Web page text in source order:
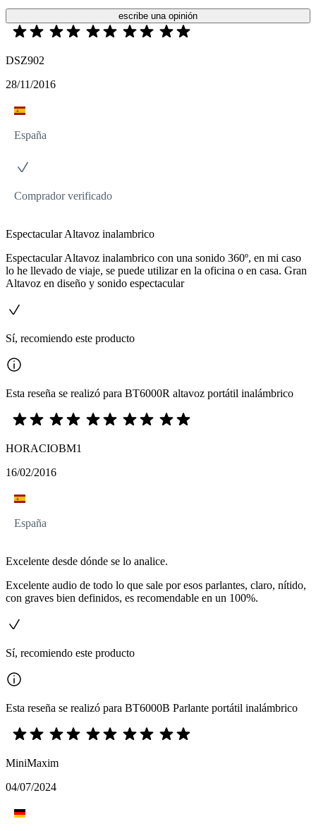
escribe una opinión
DSZ902
28/11/2016
España
Comprador verificado
Espectacular Altavoz inalambrico
Espectacular Altavoz inalambrico con una sonido 360º, en mi caso
lo he llevado de viaje, se puede utilizar en la oficina o en casa. Gran
Altavoz en diseño y sonido espectacular
Sí, recomiendo este producto
Esta reseña se realizó para BT6000R altavoz portátil inalámbrico
HORACIOBM1
16/02/2016
España
Excelente desde dónde se lo analice.
Excelente audio de todo lo que sale por esos parlantes, claro, nítido,
con graves bien definidos, es recomendable en un 100%.
Sí, recomiendo este producto
Esta reseña se realizó para BT6000B Parlante portátil inalámbrico
MiniMaxim
04/07/2024